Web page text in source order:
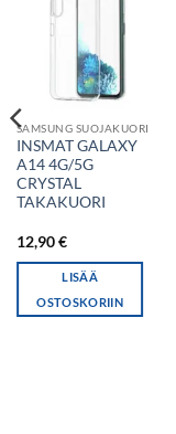
SAMSUNG SUOJAKUORI
INSMAT GALAXY
A14 4G/5G
CRYSTAL
TAKAKUORI
12,90€
LISÄÄ
OSTOSKORIIN